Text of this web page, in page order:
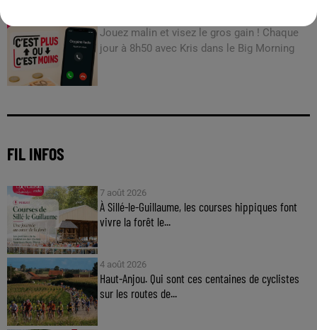
Jouez malin et visez le gros gain ! Chaque
jour à 8h50 avec Kris dans le Big Morning
FIL INFOS
7 août 2026
À Sillé-le-Guillaume, les courses hippiques font
vivre la forêt le...
4 août 2026
Haut-Anjou. Qui sont ces centaines de cyclistes
sur les routes de...